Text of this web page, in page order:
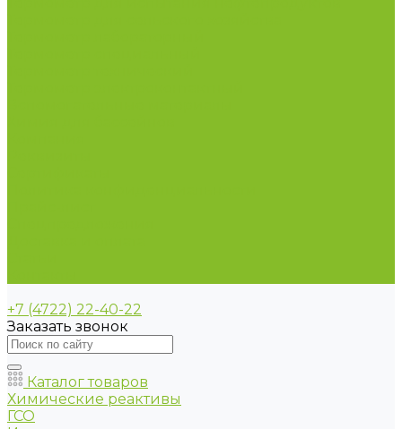
+7 (4722) 22-40-22
Заказать звонок
Каталог товаров
Химические реактивы
ГСО